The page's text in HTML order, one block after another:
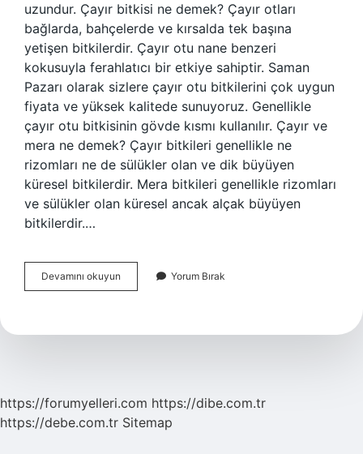
uzundur. Çayır bitkisi ne demek? Çayır otları
bağlarda, bahçelerde ve kırsalda tek başına
yetişen bitkilerdir. Çayır otu nane benzeri
kokusuyla ferahlatıcı bir etkiye sahiptir. Saman
Pazarı olarak sizlere çayır otu bitkilerini çok uygun
fiyata ve yüksek kalitede sunuyoruz. Genellikle
çayır otu bitkisinin gövde kısmı kullanılır. Çayır ve
mera ne demek? Çayır bitkileri genellikle ne
rizomları ne de sülükler olan ve dik büyüyen
küresel bitkilerdir. Mera bitkileri genellikle rizomları
ve sülükler olan küresel ancak alçak büyüyen
bitkilerdir.…
Devamını okuyun
Nedir
Yorum Bırak
https://forumyelleri.com https://dibe.com.tr
https://debe.com.tr Sitemap